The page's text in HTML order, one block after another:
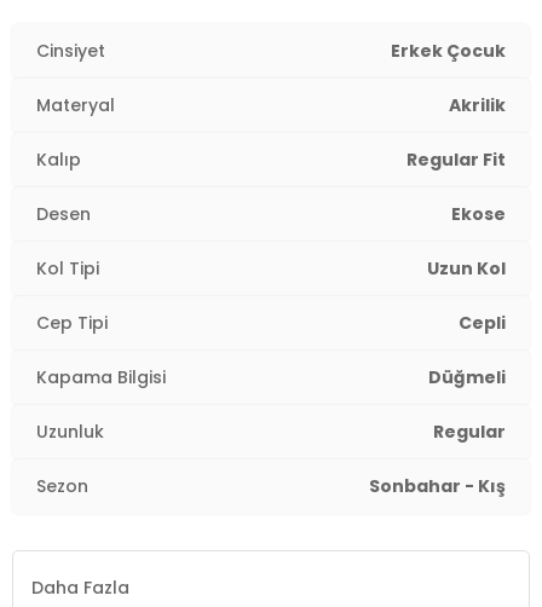
4DK1CF24W81780.65135
Cinsiyet Erkek Çocuk
Materyal Akrilik
Kalıp Regular Fit
Desen Ekose
Kol Tipi Uzun Kol
Cep Tipi Cepli
Kapama Bilgisi Düğmeli
Uzunluk Regular
Sezon Sonbahar - Kış
Daha Fazla